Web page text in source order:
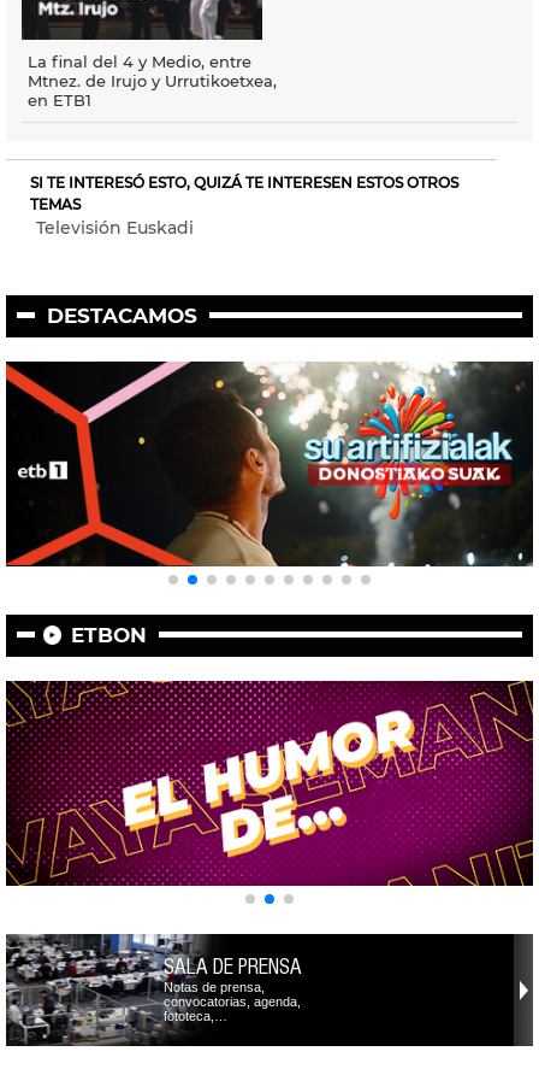
La final del 4 y Medio, entre
Mtnez. de Irujo y Urrutikoetxea,
en ETB1
SI TE INTERESÓ ESTO, QUIZÁ TE INTERESEN ESTOS OTROS
TEMAS
Televisión Euskadi
DESTACAMOS
ETBON
SALA DE PRENSA
Notas de prensa,
convocatorias, agenda,
fototeca,…